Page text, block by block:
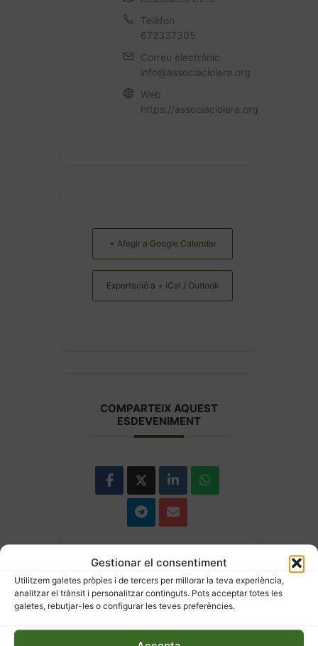
Gestionar el consentiment
Utilitzem galetes pròpies i de tercers per millorar la teva experiència,
analitzar el trànsit i personalitzar continguts. Pots acceptar totes les
galetes, rebutjar-les o configurar les teves preferències.
Telèfon
672337305
Correu electrònic
info@associaciolera.org
Web
https://associaciolera.org
+ Afegir a Google Calendar
Exportació a + iCal / Outlook
COMPARTEIX AQUEST
ESDEVENIMENT